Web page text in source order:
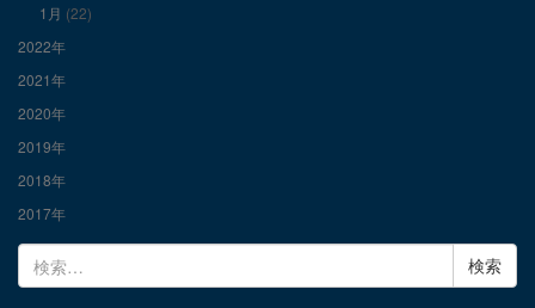
1月 (22)
2022年
2021年
2020年
2019年
2018年
2017年
検
索: